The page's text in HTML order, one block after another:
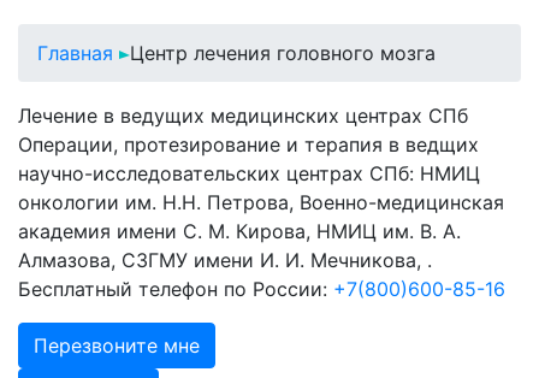
Главная Центр лечения головного мозга
Лечение в ведущих медицинских центрах СПб
Операции, протезирование и терапия в ведщих
научно-исследовательских центрах СПб: НМИЦ
онкологии им. Н.Н. Петрова, Военно-медицинская
академия имени С. М. Кирова, НМИЦ им. В. А.
Алмазова, СЗГМУ имени И. И. Мечникова, .
Бесплатный телефон по России: +7(800)600-85-16
Перезвоните мне